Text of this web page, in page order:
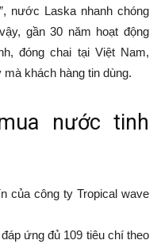
nước Laska nhanh chóng
gần 30 năm hoạt động
đóng chai tại Việt Nam,
khách hàng tin dùng.
nước tinh
của công ty Tropical wave
ứng đủ 109 tiêu chí theo